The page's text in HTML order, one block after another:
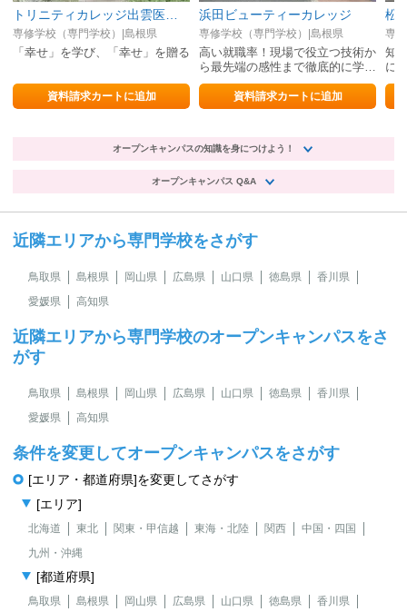
専修学校（専門学校）|島根県
「幸せ」を学び、「幸せ」を贈る
資料請求カートに追加
浜田ビューティーカレッジ
専修学校（専門学校）|島根県
高い就職率！現場で役立つ技術か
ら最先端の感性まで徹底的に学べ
ます。
資料請求カートに追加
松
専
知
に
を
オープンキャンパスの知識を身につけよう！
オープンキャンパス Q&A
近隣エリアから専門学校をさがす
鳥取県 島根県 岡山県 広島県 山口県 徳島県
香川県
愛媛県
高知県
近隣エリアから専門学校のオープンキャンパスをさ
がす
鳥取県 島根県 岡山県 広島県 山口県 徳島県
香川県
愛媛県
高知県
条件を変更してオープンキャンパスをさがす
[エリア・都道府県]を変更してさがす
[エリア]
北海道 東北 関東・甲信越 東海・北陸 関西
中国・四国
九州・沖縄
[都道府県]
鳥取県 島根県 岡山県 広島県 山口県 徳島県
香川県